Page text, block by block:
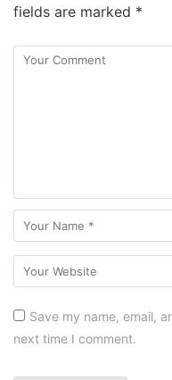
fields are marked *
Save my name, email,
next time I comment.